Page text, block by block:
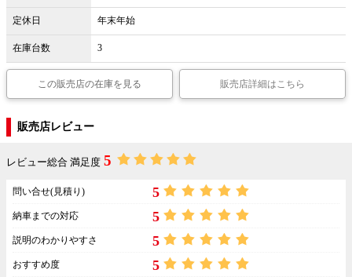
定休日 年末年始
在庫台数 3
この販売店の在庫を見る 販売店詳細はこちら
販売店レビュー
レビュー総合 満足度 5
問い合せ(見積り) 5
納車までの対応 5
説明のわかりやすさ 5
おすすめ度 5